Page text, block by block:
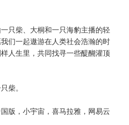
只柴、大桐和一只海豹主播的轻
们一起遨游在人类社会浩瀚的时
人生里，共同找寻一些醍醐灌顶
柴。
版，小宇宙，喜马拉雅，网易云